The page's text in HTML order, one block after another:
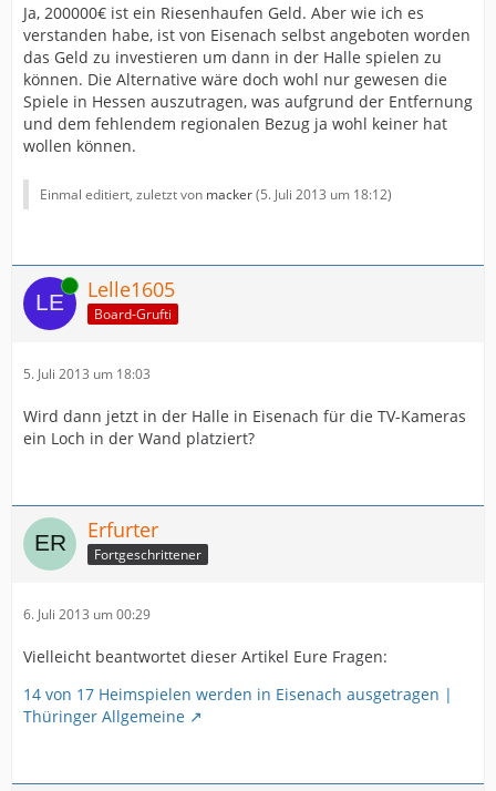
Ja, 200000€ ist ein Riesenhaufen Geld. Aber wie ich es
verstanden habe, ist von Eisenach selbst angeboten worden
das Geld zu investieren um dann in der Halle spielen zu
können. Die Alternative wäre doch wohl nur gewesen die
Spiele in Hessen auszutragen, was aufgrund der Entfernung
und dem fehlendem regionalen Bezug ja wohl keiner hat
wollen können.
Einmal editiert, zuletzt von macker(5. Juli 2013 um 18:12)
Online Lelle1605
Board-Grufti
5. Juli 2013 um 18:03
Wird dann jetzt in der Halle in Eisenach für die TV-Kameras
ein Loch in der Wand platziert?
Erfurter
Fortgeschrittener
6. Juli 2013 um 00:29
Vielleicht beantwortet dieser Artikel Eure Fragen:
14 von 17 Heimspielen werden in Eisenach ausgetragen |
Thüringer Allgemeine